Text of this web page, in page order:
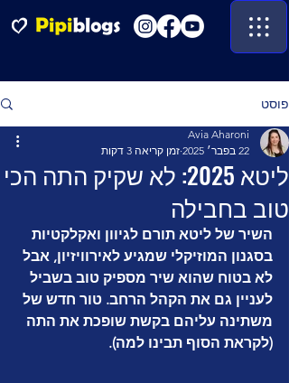
פוסט
ליטא 2025: לא שקיק התה הכי
טוב בחבילה
Avia Aharoni
22 בפבר׳ 2025
זמן קריאה 3 דקות
השיר של ליטא תורם לגיוון ואקלקטיות
בסגנון המוזיקלי שמגיע לאירוויזיון, אבל
לא בטוח שהוא שיר מספיק טוב בשביל
לעניין גם את הקהל הרחב. טור חדש של
משתינה עליהם בקשת שופכת את התה
(לקראת הסוף תבינו למה).